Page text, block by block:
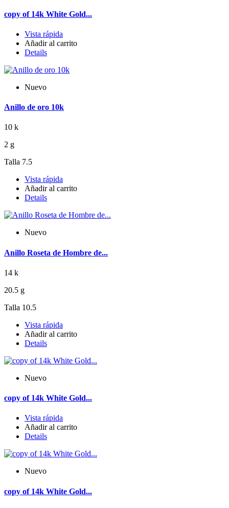
copy of 14k White Gold...
Vista rápida
Añadir al carrito
Details
Nuevo
Anillo de oro 10k
10 k
2 g
Talla 7.5
Vista rápida
Añadir al carrito
Details
Nuevo
Anillo Roseta de Hombre de...
14 k
20.5 g
Talla 10.5
Vista rápida
Añadir al carrito
Details
Nuevo
copy of 14k White Gold...
Vista rápida
Añadir al carrito
Details
Nuevo
copy of 14k White Gold...